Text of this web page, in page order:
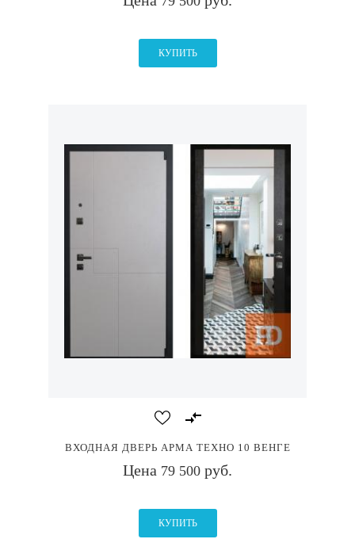
КУПИТЬ
ВХОДНАЯ ДВЕРЬ АРМА ТЕХНО 10 ВЕНГЕ
Цена 79 500 руб.
КУПИТЬ